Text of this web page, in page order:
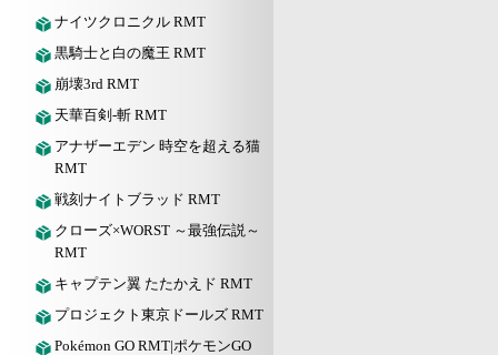
ナイツクロニクル RMT
黒騎士と白の魔王 RMT
崩壊3rd RMT
天華百剣-斬 RMT
アナザーエデン 時空を超える猫
RMT
戦刻ナイトブラッド RMT
クローズ×WORST ～最強伝説～
RMT
キャプテン翼 たたかえド RMT
プロジェクト東京ドールズ RMT
Pokémon GO RMT|ポケモンGO